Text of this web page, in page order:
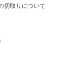
切取りについて